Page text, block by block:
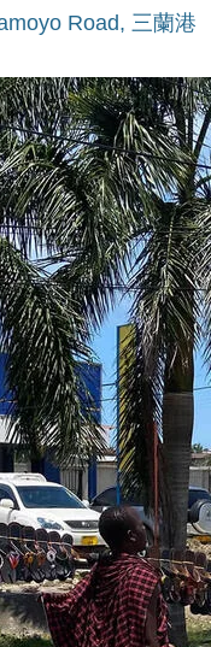
Road, 三蘭港